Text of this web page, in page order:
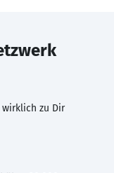
wirklich zu Dir